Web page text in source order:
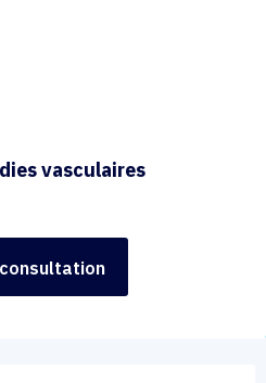
vasculaires